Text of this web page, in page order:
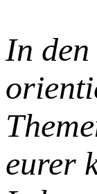
In
eurer